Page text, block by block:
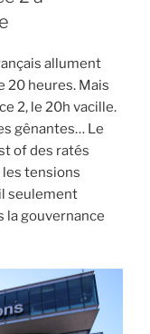
allument
20 heures. Mais
2, le 20h vacille.
gênantes… Le
of des ratés
tensions
seulement
la gouvernance